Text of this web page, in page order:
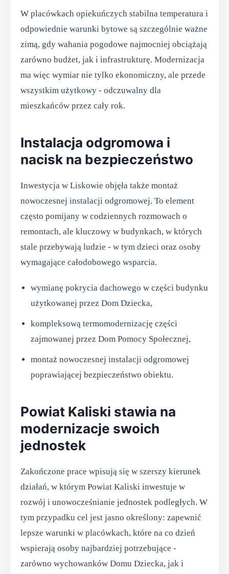
W placówkach opiekuńczych stabilna temperatura i
odpowiednie warunki bytowe są szczególnie ważne
zimą, gdy wahania pogodowe najmocniej obciążają
zarówno budżet, jak i infrastrukturę. Modernizacja
ma więc wymiar nie tylko ekonomiczny, ale przede
wszystkim użytkowy - odczuwalny dla
mieszkańców przez cały rok.
Instalacja odgromowa i
nacisk na bezpieczeństwo
Inwestycja w Liskowie objęła także montaż
nowoczesnej instalacji odgromowej. To element
często pomijany w codziennych rozmowach o
remontach, ale kluczowy w budynkach, w których
stale przebywają ludzie - w tym dzieci oraz osoby
wymagające całodobowego wsparcia.
wymianę pokrycia dachowego w części budynku
użytkowanej przez Dom Dziecka,
kompleksową termomodernizację części
zajmowanej przez Dom Pomocy Społecznej,
montaż nowoczesnej instalacji odgromowej
poprawiającej bezpieczeństwo obiektu.
Powiat Kaliski stawia na
modernizacje swoich
jednostek
Zakończone prace wpisują się w szerszy kierunek
działań, w którym Powiat Kaliski inwestuje w
rozwój i unowocześnianie jednostek podległych. W
tym przypadku cel jest jasno określony: zapewnić
lepsze warunki w placówkach, które na co dzień
wspierają osoby najbardziej potrzebujące -
zarówno wychowanków Domu Dziecka, jak i